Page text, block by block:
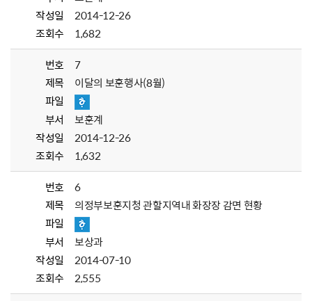
작성일
2014-12-26
조회수
1,682
번호
7
제목
이달의 보훈행사(8월)
파일
부서
보훈계
작성일
2014-12-26
조회수
1,632
번호
6
제목
의정부보훈지청 관할지역내 화장장 감면 현황
파일
부서
보상과
작성일
2014-07-10
조회수
2,555